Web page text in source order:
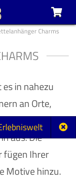
Charms
in nahezu
an Orte,
den
aus. Die
fügen Ihrer
Motive hinzu.